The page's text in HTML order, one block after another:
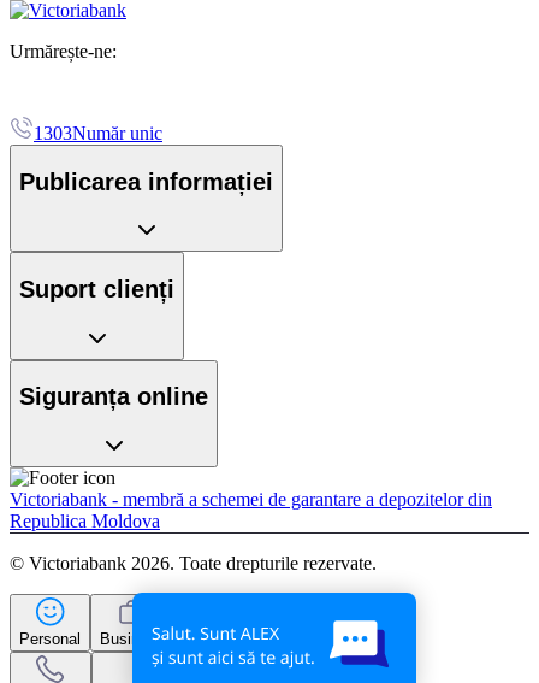
Urmărește-ne:
1303Număr unic
Publicarea informației
Suport clienți
Siguranța online
Victoriabank - membră a schemei de garantare a depozitelor din
Republica Moldova
© Victoriabank 2026. Toate drepturile rezervate.
Personal Business